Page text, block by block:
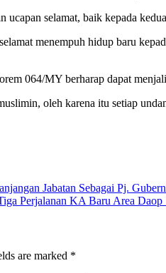
selamat, baik kepada
menempuh hidup baru
064/MY berharap dapat
oleh karena itu setiap
Jabatan Sebagai Pj.
Perjalanan KA Baru Area Daop
are marked *